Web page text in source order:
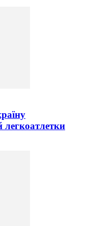
легкоатлетки